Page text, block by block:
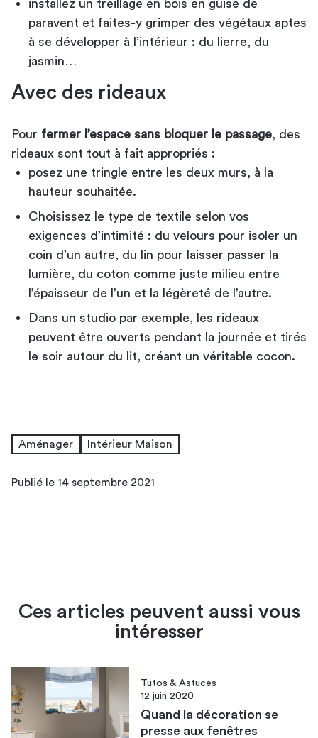
installez un treillage en bois en guise de
paravent et faites-y grimper des végétaux aptes
à se développer à l’intérieur : du lierre, du
jasmin…
Avec des rideaux
Pour fermer l’espace sans bloquer le passage , des
rideaux sont tout à fait appropriés :
posez une tringle entre les deux murs, à la
hauteur souhaitée.
Choisissez le type de textile selon vos
exigences d’intimité : du velours pour isoler un
coin d’un autre, du lin pour laisser passer la
lumière, du coton comme juste milieu entre
l’épaisseur de l’un et la légèreté de l’autre.
Dans un studio par exemple, les rideaux
peuvent être ouverts pendant la journée et tirés
le soir autour du lit, créant un véritable cocon.
Aménager Intérieur Maison
Publié le 14 septembre 2021
Ces articles peuvent aussi vous
intéresser
Tutos & Astuces
12 juin 2020
Quand la décoration se
presse aux fenêtres